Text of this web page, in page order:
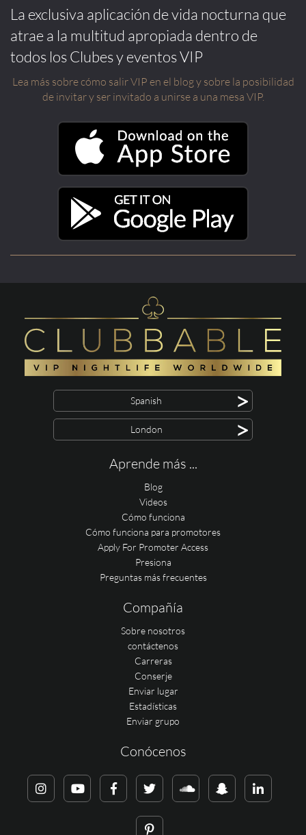
La exclusiva aplicación de vida nocturna que
atrae a la multitud apropiada dentro de
todos los Clubes y eventos VIP
Lea más sobre cómo salir VIP en el blog y sobre la posibilidad
de invitar y ser invitado a unirse a una mesa VIP.
Spanish >
London >
Aprende más ...
Blog
Videos
Cómo funciona
Cómo funciona para promotores
Apply For Promoter Access
Presiona
Preguntas más frecuentes
Compañía
Sobre nosotros
contáctenos
Carreras
Conserje
Enviar lugar
Estadísticas
Enviar grupo
Conócenos